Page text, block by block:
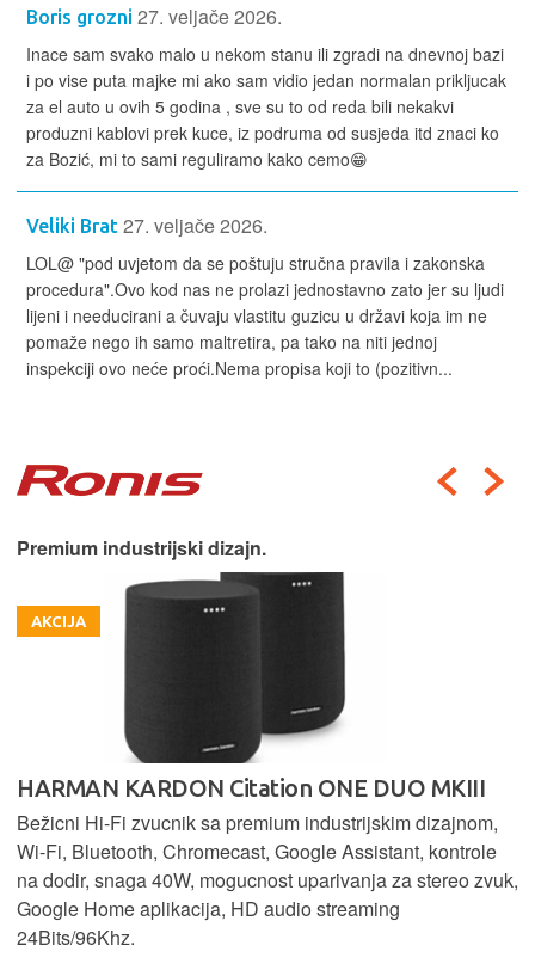
Boris grozni 27. veljače 2026.
Inace sam svako malo u nekom stanu ili zgradi na dnevnoj bazi
i po vise puta majke mi ako sam vidio jedan normalan prikljucak
za el auto u ovih 5 godina , sve su to od reda bili nekakvi
produzni kablovi prek kuce, iz podruma od susjeda itd znaci ko
za Bozić, mi to sami reguliramo kako cemo😁
Veliki Brat 27. veljače 2026.
LOL@ "pod uvjetom da se poštuju stručna pravila i zakonska
procedura".Ovo kod nas ne prolazi jednostavno zato jer su ljudi
lijeni i needucirani a čuvaju vlastitu guzicu u državi koja im ne
pomaže nego ih samo maltretira, pa tako na niti jednoj
inspekciji ovo neće proći.Nema propisa koji to (pozitivn...
Premium industrijski dizajn.
AKCIJA
HARMAN KARDON Citation ONE DUO MKIII
Bežicni Hi-Fi zvucnik sa premium industrijskim dizajnom,
Wi-Fi, Bluetooth, Chromecast, Google Assistant, kontrole
na dodir, snaga 40W, mogucnost uparivanja za stereo zvuk,
Google Home aplikacija, HD audio streaming
24Bits/96Khz.